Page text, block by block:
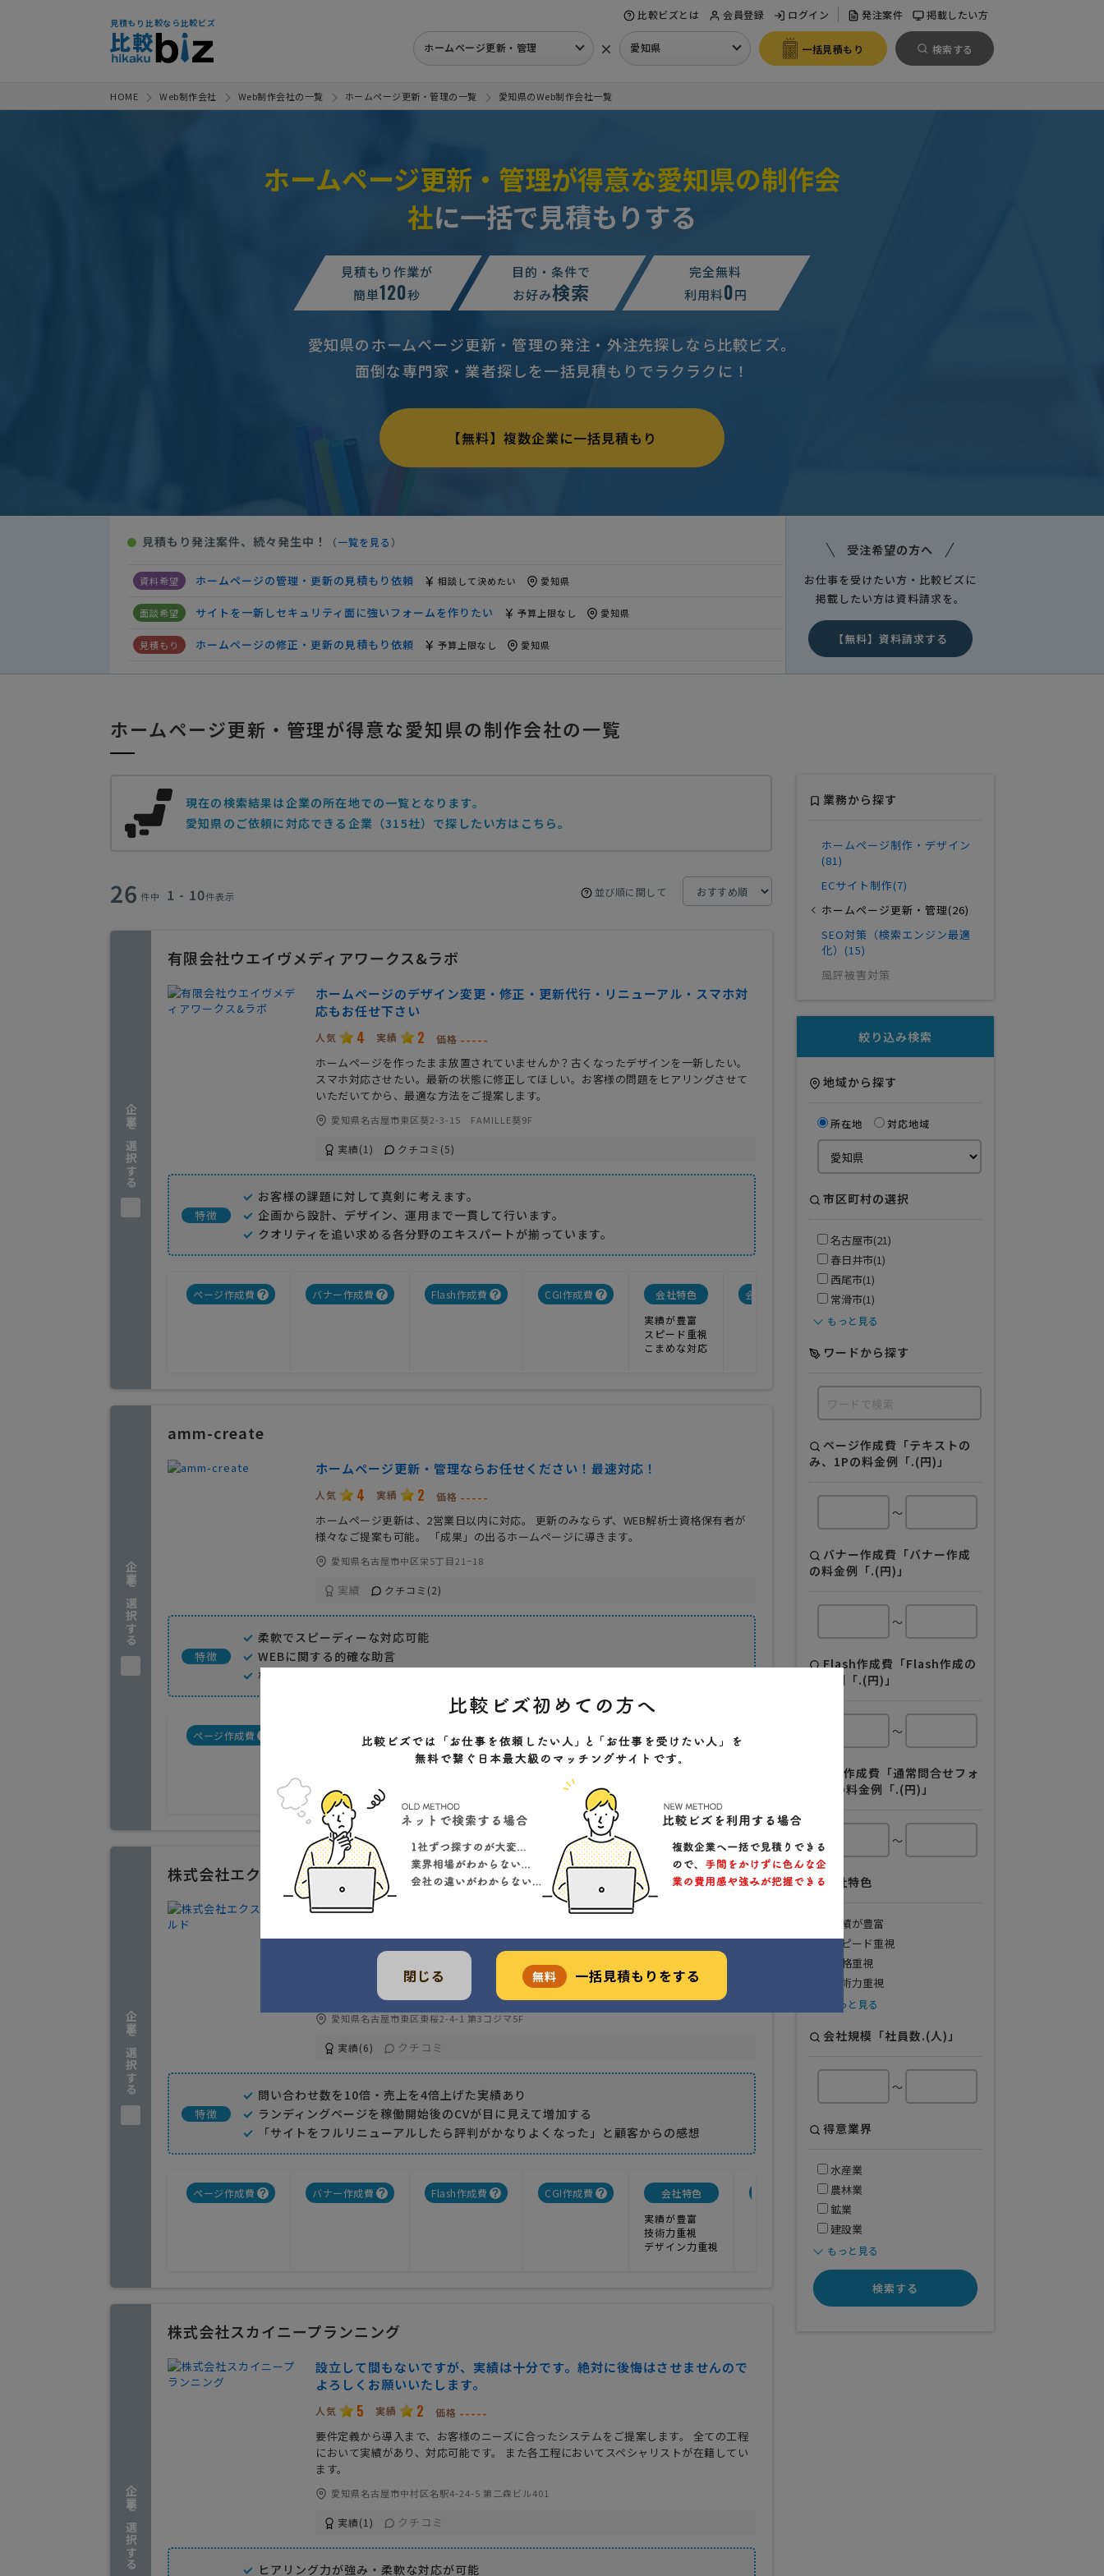
見積もり比較なら比較ビズ
比較ビズとは 会員登録 ログイン 発注案件 掲載したい方
ホームページ更新・管理 × 愛知県 一括見積もり 検索する
HOME Web制作会社 Web制作会社の一覧 ホームページ更新・管理の一覧 愛知県のWeb制作会社一覧
ホームページ更新・管理が得意な愛知県の制作会
社に一括で見積もりする
見積もり作業が
簡単120秒
目的・条件で
お好み検索
完全無料
利用料0円
愛知県のホームページ更新・管理の発注・外注先探しなら比較ビズ。
面倒な専門家・業者探しを一括見積もりでラクラクに！
【無料】複数企業に一括見積もり
● 見積もり発注案件、続々発生中！ （一覧を見る ）
ホームページの管理・更新の見積もり依頼
サイトを一新しセキュリティ面に強いフォームを作りたい
ホームページの修正・更新の見積もり依頼 1万円まで 愛知県
人気案件 楽天からyahoo・amazon・makeshopへの商品登録代行
ホームページの管理・更新の見積もり依頼 相談して決めたい 愛知県
サイトを一新しセキュリティ面に強いフォームを作りたい 予算上限なし 愛知県
ホームページの修正・更新の見積もり依頼 予算上限なし 愛知県
ホームページの修正・更新の見積もり依頼 1万円まで 愛知県
受注希望の方へ
お仕事を受けたい方・比較ビズに
掲載したい方は資料請求を。
【無料】資料請求する
ホームページ更新・管理が得意な愛知県の制作会社の一覧
現在の検索結果は企業の所在地での一覧となります。
愛知県のご依頼に対応できる企業（315社）で探したい方はこちら。
26 件中 1 - 10件表示 並び順に関して
企業を選択する
有限会社ウエイヴメディアワークス&ラボ
ホームページのデザイン変更・修正・更新代行・リニューアル・スマホ対
応もお任せ下さい
人気 4 実績 2 価格 -----
ホームページを作ったまま放置されていませんか？古くなったデザインを一新したい。
スマホ対応させたい。最新の状態に修正してほしい。お客様の問題をヒアリングさせて
いただいてから、最適な方法をご提案します。
愛知県名古屋市東区葵2-3-15 FAMILLE葵9F
実績(1) クチコミ(5)
特徴
お客様の課題に対して真剣に考えます。
企画から設計、デザイン、運用まで一貫して行います。
クオリティを追い求める各分野のエキスパートが揃っています。
ページ作成費 バナー作成費 Flash作成費 CGI作成費
会社特色
実績が豊富
スピード重視
こまめな対応
会社規模
得意業界
製造業
全般
企業を選択する
amm-create
ホームページ更新・管理ならお任せください！最速対応！
人気 4 実績 2 価格 -----
ホームページ更新は、2営業日以内に対応。 更新のみならず、WEB解析士資格保有者が
様々なご提案も可能。 「成果」の出るホームページに導きます。
愛知県名古屋市中区栄5丁目21−18
実績 クチコミ(2)
特徴
柔軟でスピーディーな対応可能
WEBに関する的確な助言
格安対応
ページ作成費 バナー作成費 Flash作成費 CGI作成費
会社特色
実績が豊富
全般
企業を選択する
株式会社エクスフィールド
ホームページ更新・管理
人気 4 実績 2 価格-----
現在のホームページにお困りの方へ。 対応が遅い、頼みづらい、更新できる人材が不
在、高い料金にお悩みの方々に朗報です。 エクスフィールドがお手伝いいたします。 ど
んなお悩みでもお任せください。
愛知県名古屋市東区東桜2-4-1 第3コジマ5F
実績(6) クチコミ
特徴
問い合わせ数を10倍・売上を4倍上げた実績あり
ランディングページを稼働開始後のCVが目に見えて増加する
「サイトをフルリニューアルしたら評判がかなりよくなった」と顧客からの感想
ページ作成費 バナー作成費 Flash作成費 CGI作成費
会社特色
実績が豊富
技術力重視
デザイン力重視
得意業界
全般
企業を選択する
株式会社スカイニープランニング
設立して間もないですが、実績は十分です。絶対に後悔はさせませんので
よろしくお願いいたします。
人気 5 実績 2 価格 -----
要件定義から導入まで、お客様のニーズに合ったシステムをご提案します。 全ての工程
において実績があり、対応可能です。 また各工程においてスペシャリストが在籍してい
ます。
愛知県名古屋市中村区名駅4-24-5 第二森ビル401
実績(1) クチコミ
ヒアリング力が強み・柔軟な対応が可能
業務から探す
ホームページ制作・デザイン
(81)
ECサイト制作(7)
ホームページ更新・管理(26)
SEO対策（検索エンジン最適
化）(15)
風評被害対策
絞り込み検索
地域から探す
所在地 対応地域
市区町村の選択
名古屋市(21)
春日井市(1)
西尾市(1)
常滑市(1)
もっと見る
ワードから探す
ページ作成費「テキストの
み、1Pの料金例「.(円)」
～
バナー作成費「バナー作成
の料金例「.(円)」
～
Flash作成費「Flash作成の
料金例「.(円)」
～
CGI作成費「通常問合せフォ
ームの料金例「.(円)」
～
会社特色
実績が豊富
スピード重視
価格重視
技術力重視
もっと見る
会社規模「社員数.(人)」
～
得意業界
水産業
農林業
鉱業
建設業
もっと見る
検索する
閉じる 無料 一括見積もりをする